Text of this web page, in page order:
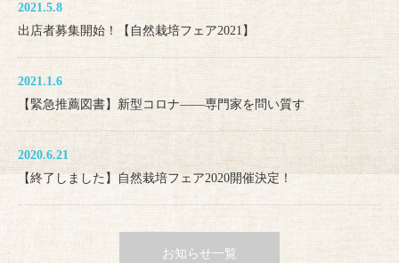
2021.5.8
出店者募集開始！【自然栽培フェア2021】
2021.1.6
【緊急推薦図書】新型コロナ――専門家を問い質す
2020.6.21
【終了しました】自然栽培フェア2020開催決定！
お知らせ一覧